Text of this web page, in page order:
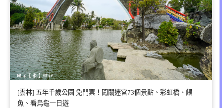
[雲林] 五年千歲公園 免門票！闖關迷宮73個景點、彩虹橋、餵
魚、看烏龜一日遊